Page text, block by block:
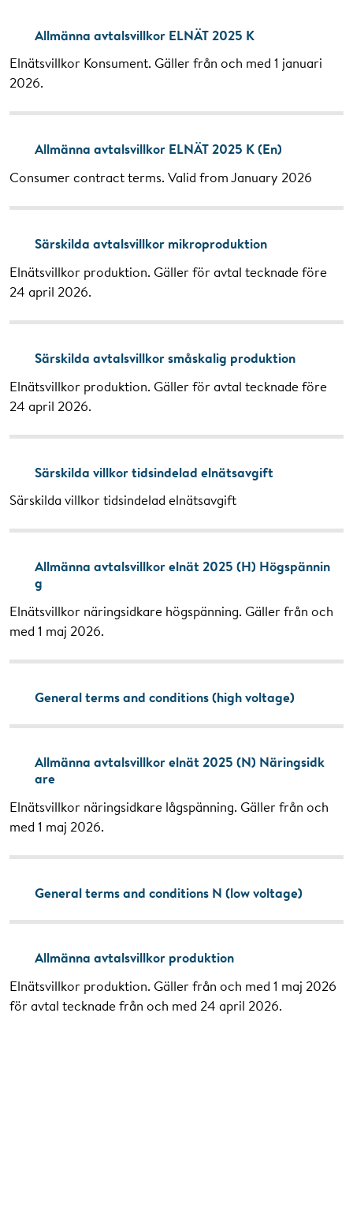
Allmänna avtalsvillkor ELNÄT 2025 K
Elnätsvillkor Konsument. Gäller från och med 1 januari
2026.
Allmänna avtalsvillkor ELNÄT 2025 K (En)
Consumer contract terms. Valid from January 2026
Särskilda avtalsvillkor mikroproduktion
Elnätsvillkor produktion. Gäller för avtal tecknade före
24 april 2026.
Särskilda avtalsvillkor småskalig produktion
Elnätsvillkor produktion. Gäller för avtal tecknade före
24 april 2026.
Särskilda villkor tidsindelad elnätsavgift
Särskilda villkor tidsindelad elnätsavgift
Allmänna avtalsvillkor elnät 2025 (H) Högspännin
g
Elnätsvillkor näringsidkare högspänning. Gäller från och
med 1 maj 2026.
General terms and conditions (high voltage)
Allmänna avtalsvillkor elnät 2025 (N) Näringsidk
are
Elnätsvillkor näringsidkare lågspänning. Gäller från och
med 1 maj 2026.
General terms and conditions N (low voltage)
Allmänna avtalsvillkor produktion
Elnätsvillkor produktion. Gäller från och med 1 maj 2026
för avtal tecknade från och med 24 april 2026.